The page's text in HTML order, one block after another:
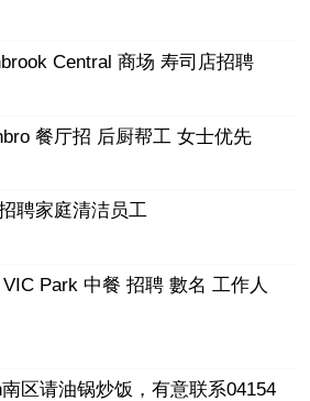
Central 商场 寿司店招聘
餐厅招 后厨帮工 女士优先
聘家庭清洁员工
Park 中餐 招聘 數名 工作人
区请油锅炒饭，有意联系04154